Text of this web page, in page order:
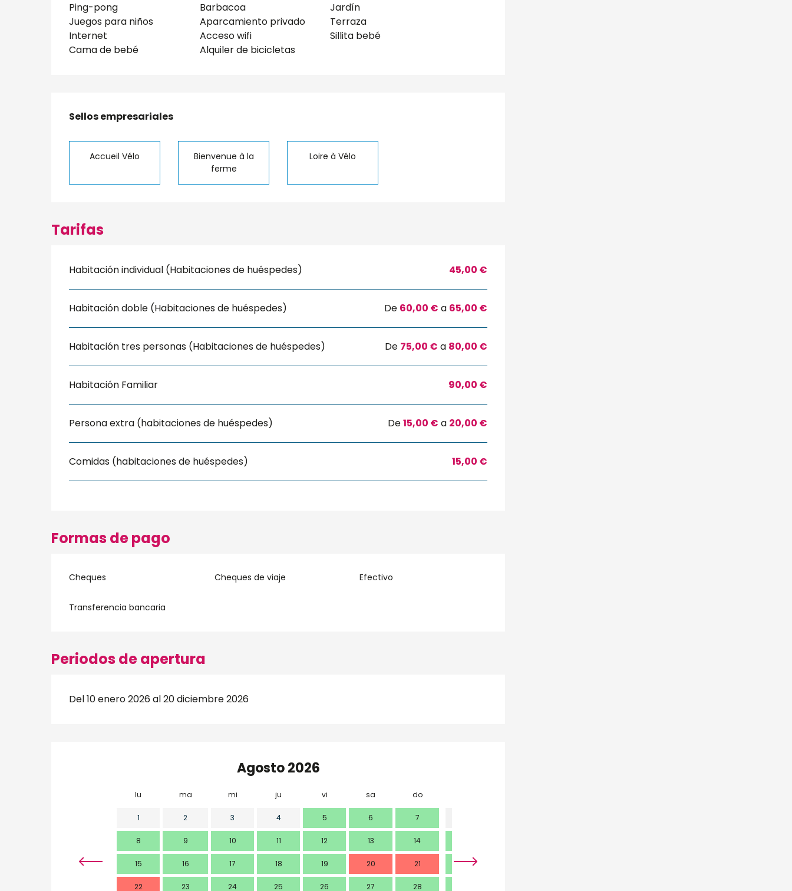
Ping-pong Barbacoa
Jardín
Juegos para niños
Aparcamiento privado
Terraza
Internet
Acceso wifi
Sillita bebé
Cama de bebé
Alquiler de bicicletas
Oferta de prestaciones
Sellos empresariales
Sellos empresariales
Accueil Vélo
Bienvenue à la
ferme
Loire à Vélo
Tarifas
Habitación individual (Habitaciones de huéspedes) 45,00 €
Habitación doble (Habitaciones de huéspedes) De 60,00 € a 65,00 €
Habitación tres personas (Habitaciones de huéspedes) De 75,00 € a 80,00 €
Habitación Familiar 90,00 €
Persona extra (habitaciones de huéspedes) De15,00 € a 20,00 €
Comidas (habitaciones de huéspedes) 15,00 €
Formas de pago
Cheques Cheques de viaje Efectivo
Transferencia bancaria
Periodos de apertura
Del 10 enero 2026 al 20 diciembre 2026
Agosto 2026
lu ma mi ju vi sa do
1 2 3 4 5 6 7
8 9 10 11 12 13 14
15 16 17 18 19 20 21
22 23 24 25 26 27 28
14